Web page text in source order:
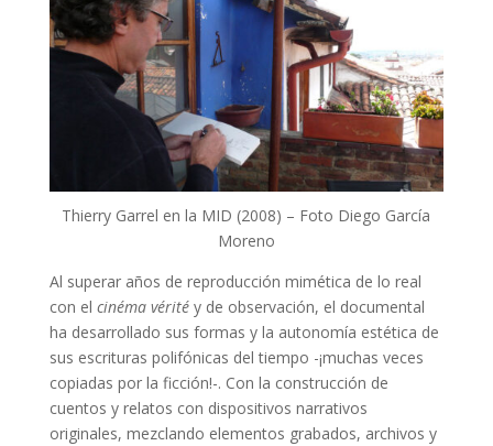
Thierry Garrel en la MID (2008) – Foto Diego García
Moreno
Al superar años de reproducción mimética de lo real
con el cinéma véritéy de observación, el documental
ha desarrollado sus formas y la autonomía estética de
sus escrituras polifónicas del tiempo -¡muchas veces
copiadas por la ficción!-. Con la construcción de
cuentos y relatos con dispositivos narrativos
originales, mezclando elementos grabados, archivos y